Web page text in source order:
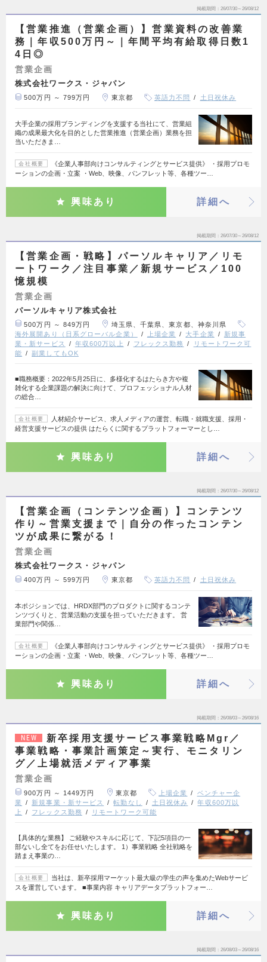
掲載期間 26/07/30～26/08/12
【営業推進（営業企画）】営業資料の改善業
務｜年収500万円～｜年間平均有給取得日数1
4日◎
営業企画
株式会社ワークス・ジャパン
500万円 ～ 799万円 東京都 英語力不問 土日祝休み
大手企業の採用ブランディングを支援する当社にて、営業組
織の成果最大化を目的とした営業推進（営業企画）業務を担
当いただきま…
会社概要
《企業人事部向けコンサルティングとサービス提供》 ・採用プロモ
ーションの企画・立案 ・Web、映像、パンフレット等、各種ツー…
興味あり 詳細へ
掲載期間 26/07/30～26/08/12
【営業企画・戦略】パーソルキャリア／リモ
ートワーク／注目事業／新規サービス／100
憶規模
営業企画
パーソルキャリア株式会社
500万円 ～ 849万円
埼玉県、千葉県、東京都、神奈川県
海外展開あり（日系グローバル企業）
上場企業 大手企業
新規事
業・新サービス
年収600万以上 フレックス勤務
リモートワーク可
能
副業してもOK
■職務概要：2022年5月25日に、多様化するはたらき方や複
雑化する企業課題の解決に向けて、プロフェッショナル人材
の総合…
会社概要
人材紹介サービス、求人メディアの運営、転職・就職支援、採用・
経営支援サービスの提供 はたらくに関するプラットフォーマーとし…
興味あり 詳細へ
掲載期間 26/07/30～26/08/12
【営業企画（コンテンツ企画）】コンテンツ
作り～営業支援まで｜自分の作ったコンテン
ツが成果に繋がる！
営業企画
株式会社ワークス・ジャパン
400万円 ～ 599万円 東京都 英語力不問 土日祝休み
本ポジションでは、HRDX部門のプロダクトに関するコンテ
ンツづくりと、営業活動の支援を担っていただきます。 営
業部門や関係…
会社概要
《企業人事部向けコンサルティングとサービス提供》 ・採用プロモ
ーションの企画・立案 ・Web、映像、パンフレット等、各種ツー…
興味あり 詳細へ
掲載期間 26/08/03～26/08/16
NEW
新卒採用支援サービス事業戦略Mgr／
事業戦略・事業計画策定～実行、モニタリン
グ／上場就活メディア事業
営業企画
900万円 ～ 1449万円 東京都 上場企業
ベンチャー企
業
新規事業・新サービス 転勤なし 土日祝休み
年収600万以
上
フレックス勤務 リモートワーク可能
【具体的な業務】 ご経験やスキルに応じて、下記5項目の一
部ないし全てをお任せいたします。 1）事業戦略 全社戦略を
踏まえ事業の…
会社概要
当社は、新卒採用マーケット最大級の学生の声を集めたWebサービ
スを運営しています。 ■事業内容 キャリアデータプラットフォー…
興味あり 詳細へ
掲載期間 26/08/03～26/08/16